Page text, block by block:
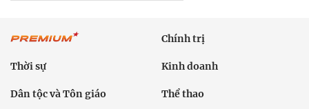
Chính trị
Thời sự Kinh doanh
Dân tộc và Tôn giáo Thể thao